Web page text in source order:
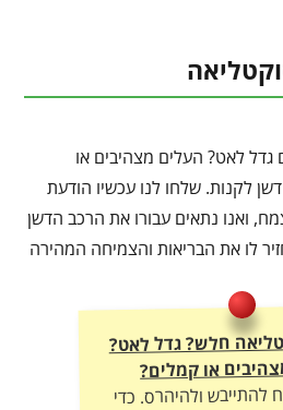
לאט? העלים מצהיבים או
לקנות. שלחו לנו עכשיו הודעת
ואנו נתאים עבורו את הרכב הדשן
לו את הבריאות והצמיחה המהירה
חלש? גדל לאט?
או קמלים?
להתייבש ולהיהרס. כדי
מטורפת, יבול עשיר
– חובה להתאים לו את